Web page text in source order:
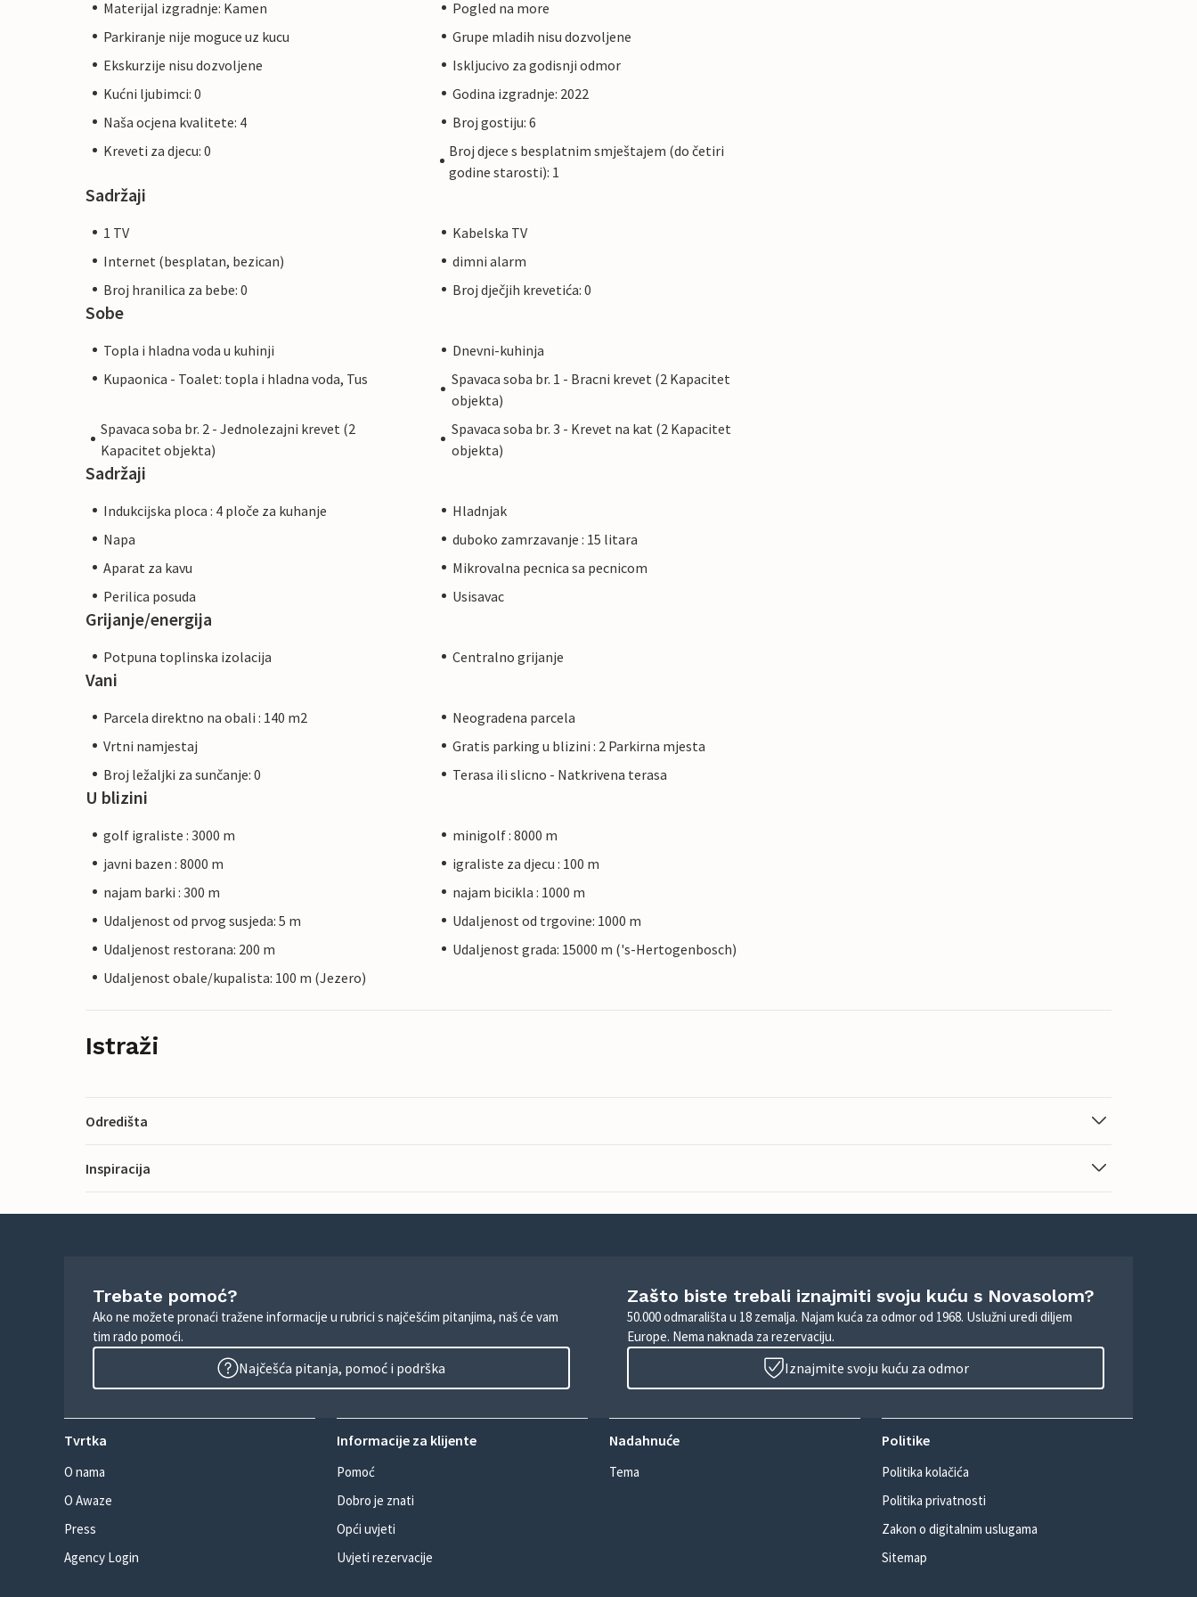
Materijal izgradnje: Kamen
Pogled na more
Parkiranje nije moguce uz kucu
Grupe mladih nisu dozvoljene
Ekskurzije nisu dozvoljene
Iskljucivo za godisnji odmor
Kućni ljubimci: 0
Godina izgradnje: 2022
Naša ocjena kvalitete: 4
Broj gostiju: 6
Kreveti za djecu: 0
Broj djece s besplatnim smještajem (do četiri
godine starosti): 1
Sadržaji
1 TV
Kabelska TV
Internet (besplatan, bezican)
dimni alarm
Broj hranilica za bebe: 0
Broj dječjih krevetića: 0
Sobe
Topla i hladna voda u kuhinji
Dnevni-kuhinja
Kupaonica - Toalet: topla i hladna voda, Tus
Spavaca soba br. 1 - Bracni krevet (2 Kapacitet
objekta)
Spavaca soba br. 2 - Jednolezajni krevet (2
Kapacitet objekta)
Spavaca soba br. 3 - Krevet na kat (2 Kapacitet
objekta)
Sadržaji
Indukcijska ploca : 4 ploče za kuhanje
Hladnjak
Napa
duboko zamrzavanje : 15 litara
Aparat za kavu
Mikrovalna pecnica sa pecnicom
Perilica posuda
Usisavac
Grijanje/energija
Potpuna toplinska izolacija Centralno grijanje
Vani
Parcela direktno na obali : 140 m2
Neogradena parcela
Vrtni namjestaj
Gratis parking u blizini : 2 Parkirna mjesta
Broj ležaljki za sunčanje: 0
Terasa ili slicno - Natkrivena terasa
U blizini
golf igraliste : 3000 m
minigolf : 8000 m
javni bazen : 8000 m
igraliste za djecu : 100 m
najam barki : 300 m
najam bicikla : 1000 m
Udaljenost od prvog susjeda: 5 m
Udaljenost od trgovine: 1000 m
Udaljenost restorana: 200 m
Udaljenost grada: 15000 m ('s-Hertogenbosch)
Udaljenost obale/kupalista: 100 m (Jezero)
Istraži
Odredišta
Inspiracija
Trebate pomoć?
Ako ne možete pronaći tražene informacije u rubrici s najčešćim pitanjima, naš će vam
tim rado pomoći.
Najčešća pitanja, pomoć i podrška
Zašto biste trebali iznajmiti svoju kuću s Novasolom?
50.000 odmarališta u 18 zemalja. Najam kuća za odmor od 1968. Uslužni uredi diljem
Europe. Nema naknada za rezervaciju.
Iznajmite svoju kuću za odmor
Tvrtka
O nama
O Awaze
Press
Agency Login
Informacije za klijente
Pomoć
Dobro je znati
Opći uvjeti
Uvjeti rezervacije
Nadahnuće
Tema
Politike
Politika kolačića
Politika privatnosti
Zakon o digitalnim uslugama
Sitemap